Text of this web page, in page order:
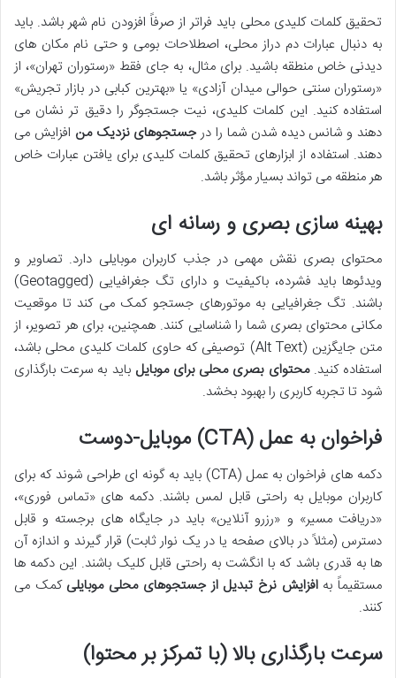
تحقیق کلمات کلیدی محلی باید فراتر از صرفاً افزودن نام شهر باشد. باید
به دنبال عبارات دم دراز محلی، اصطلاحات بومی و حتی نام مکان های
دیدنی خاص منطقه باشید. برای مثال، به جای فقط «رستوران تهران»، از
«رستوران سنتی حوالی میدان آزادی» یا «بهترین کبابی در بازار تجریش»
استفاده کنید. این کلمات کلیدی، نیت جستجوگر را دقیق تر نشان می
دهند و شانس دیده شدن شما را درجستجوهای نزدیک من افزایش می
دهند. استفاده از ابزارهای تحقیق کلمات کلیدی برای یافتن عبارات خاص
هر منطقه می تواند بسیار مؤثر باشد.
بهینه سازی بصری و رسانه ای
محتوای بصری نقش مهمی در جذب کاربران موبایلی دارد. تصاویر و
ویدئوها باید فشرده، باکیفیت و دارای تگ جغرافیایی (Geotagged)
باشند. تگ جغرافیایی به موتورهای جستجو کمک می کند تا موقعیت
مکانی محتوای بصری شما را شناسایی کنند. همچنین، برای هر تصویر، از
متن جایگزین (Alt Text) توصیفی که حاوی کلمات کلیدی محلی باشد،
استفاده کنید.محتوای بصری محلی برای موبایل باید به سرعت بارگذاری
شود تا تجربه کاربری را بهبود بخشد.
فراخوان به عمل (CTA) موبایل-دوست
دکمه های فراخوان به عمل (CTA) باید به گونه ای طراحی شوند که برای
کاربران موبایل به راحتی قابل لمس باشند. دکمه های «تماس فوری»،
«دریافت مسیر» و «رزرو آنلاین» باید در جایگاه های برجسته و قابل
دسترس (مثلاً در بالای صفحه یا در یک نوار ثابت) قرار گیرند و اندازه آن
ها به قدری باشد که با انگشت به راحتی قابل کلیک باشند. این دکمه ها
مستقیماً بهافزایش نرخ تبدیل از جستجوهای محلی موبایلی کمک می
کنند.
سرعت بارگذاری بالا (با تمرکز بر محتوا)